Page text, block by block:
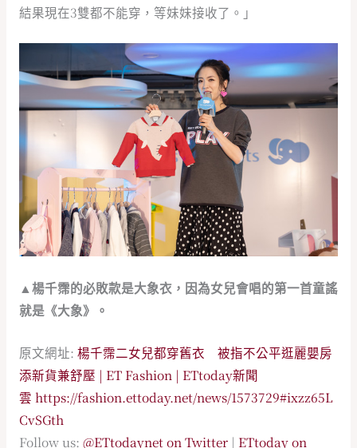
結果現在3雙都不能穿，等妹妹接收了。」
▲楊千霈的必敗款是大象衣，因為女兒會唱的第一首童謠
就是《大象》。
原文網址: 楊千霈二女兒都穿舊衣 被指不公平逛麗嬰房
添新貨兼舒壓 | ET Fashion | ETtoday新聞
雲 https://fashion.ettoday.net/news/1573729#ixzz65L
CvSGth
Follow us: @ETtodaynet on Twitter| ETtoday on